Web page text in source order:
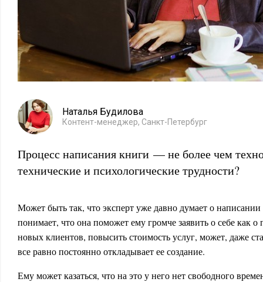
Наталья Будилова
Контент-менеджер, Санкт-Петербург
Процесс написания книги — не более чем
технические и психологические трудности?
Может быть так, что эксперт уже давно думает о
понимает, что она поможет ему громче заявить о себе как о
новых клиентов, повысить стоимость услуг, может, даже
все равно постоянно откладывает ее создание.
Ему может казаться, что на это у него нет свободного